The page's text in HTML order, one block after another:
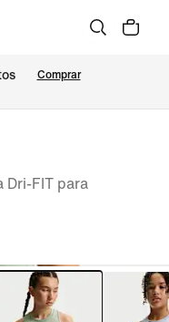
Comprar
Dri-FIT para